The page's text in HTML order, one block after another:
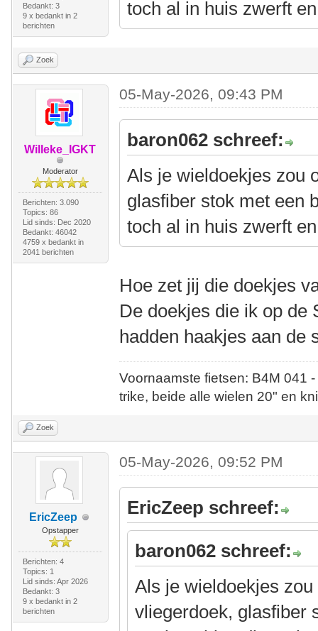
Bedankt: 3
9 x bedankt in 2
berichten
toch al in huis zwerft
Zoek
Willeke_IGKT
Moderator
Berichten: 3.090
Topics: 86
Lid sinds: Dec 2020
Bedankt: 46042
4759 x bedankt in
2041 berichten
05-May-2026, 09:43 PM
baron062 schreef:
Als je wieldoekjes zou
glasfiber stok met een
toch al in huis zwerft
Hoe zet jij die doekjes
De doekjes die ik op de
hadden haakjes aan de
Voornaamste fietsen: B4M
trike, beide alle wielen 20" en
Zoek
EricZeep
Opstapper
Berichten: 4
Topics: 1
Lid sinds: Apr 2026
Bedankt: 3
9 x bedankt in 2
berichten
05-May-2026, 09:52 PM
EricZeep schreef:
baron062 schreef:
Als je wieldoekjes
vliegerdoek, glasfiber